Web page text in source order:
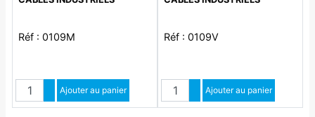
Réf : 0109M
QuantitéAugmenter quantité
Diminuer quantité
Ajouter au panier
Réf : 0109V
QuantitéAugmenter quantité
Diminuer quantité
Ajouter au panier